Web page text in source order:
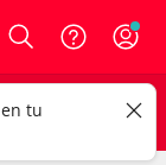
Login
CAMBIAR
tu